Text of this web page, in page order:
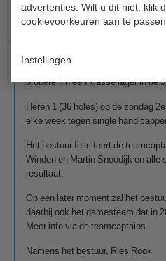
advertenties. Wilt u dit niet, klik
cookievoorkeuren aan te passen.
Instellingen
Herensenioren 2 op de vrijdag is
e
De dames zondag zijn helaas
waren dit jaar een maatje te groot.
proberen in een klasse lager in de 3
Heren 1 (36 holes) op de zondag
elke week tegen single
Het bestuur feliciteert de
Winden en Martin Snoodijk en alle
resultaat.
Op een later moment zal het
daarbij ook het damesteam dat in
Meer info via de teamcaptains.
Namens het bestuur, Ries Rook